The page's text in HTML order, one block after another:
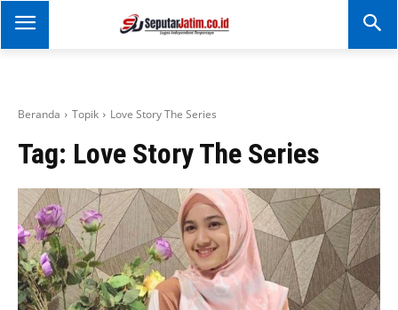
SEPUTAR JATIM
Portal Informasi Dan
Beranda Topik Love Story The Series
Tag: Love Story The Series